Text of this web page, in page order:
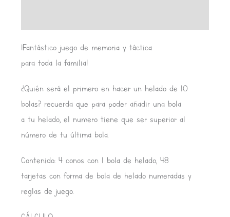
¡Fantástico juego de memoria y táctica
para toda la familia!
¿Quién será el primero en hacer un helado de 10
bolas? recuerda que para poder añadir una bola
a tu helado, el numero tiene que ser superior al
número de tu última bola.
Contenido: 4 conos con 1 bola de helado, 48
tarjetas con forma de bola de helado numeradas y
reglas de juego.